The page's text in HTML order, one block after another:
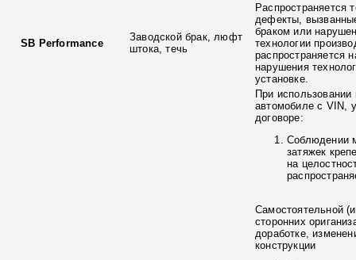
SB Performance
Заводской брак, люфт
штока, течь
Распространяется
дефекты,
браком или
технологии
распространяется
нарушения
установке.
При использовании
автомобиле с VIN,
договоре:
Соблюдении
затяжек
на
Самостоятельной
сторонних
доработке,
конструкции